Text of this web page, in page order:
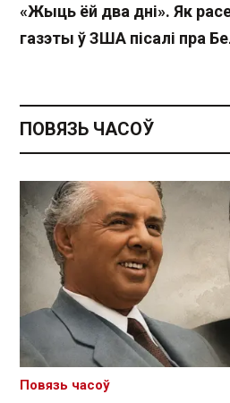
«Жыць ёй два дні». Як
газэты ў ЗША пісалі пра
ПОВЯЗЬ ЧАСОЎ
Повязь часоў